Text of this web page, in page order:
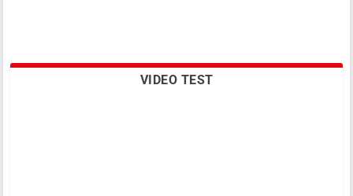
VIDEO TEST